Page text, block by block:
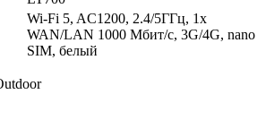
Wi-Fi 5, AC1200, 2.4/5ГГц, 1x
WAN/LAN 1000 Мбит/с, 3G/4G, nano
SIM, белый